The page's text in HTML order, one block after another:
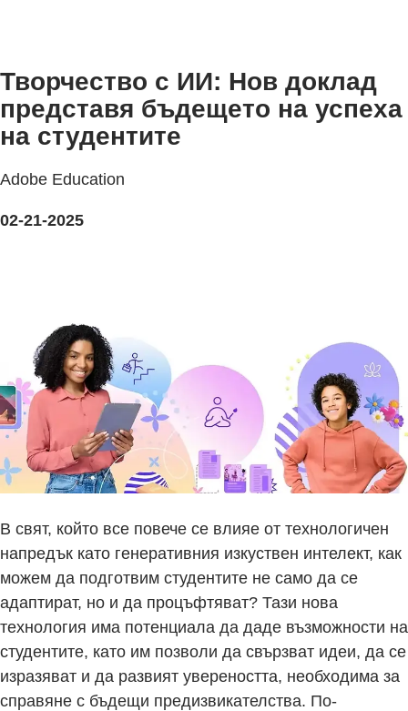
Творчество с ИИ: Нов доклад
представя бъдещето на успеха
на студентите
Adobe Education
02-21-2025
В свят, който все повече се влияе от технологичен
напредък като генеративния изкуствен интелект, как
можем да подготвим студентите не само да се
адаптират, но и да процъфтяват? Тази нова
технология има потенциала да даде възможности на
студентите, като им позволи да свързват идеи, да се
изразяват и да развият увереността, необходима за
справяне с бъдещи предизвикателства. По-